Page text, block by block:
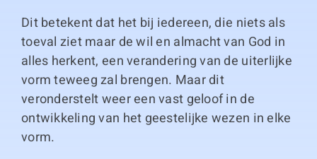
Dit betekent dat het bij iedereen, die niets als
toeval ziet maar de wil en almacht van God in
alles herkent, een verandering van de uiterlijke
vorm teweeg zal brengen. Maar dit
veronderstelt weer een vast geloof in de
ontwikkeling van het geestelijke wezen in elke
vorm.